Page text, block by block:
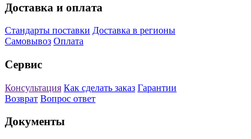
Доставка и оплата
Стандарты поставки Доставка в регионы
Самовывоз Оплата
Сервис
Консультация Как сделать заказ Гарантии
Возврат Вопрос ответ
Документы